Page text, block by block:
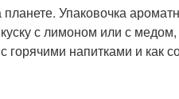
Упаковочка
с лимоном или с
горячими напитками и как